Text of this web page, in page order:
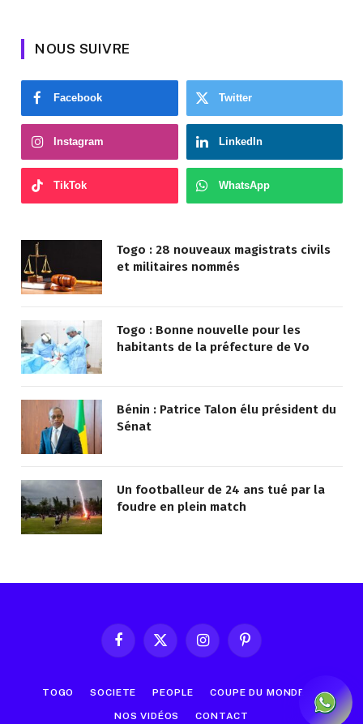
NOUS SUIVRE
Facebook Twitter
Instagram LinkedIn
TikTok WhatsApp
Togo : 28 nouveaux magistrats civils
et militaires nommés
Togo : Bonne nouvelle pour les
habitants de la préfecture de Vo
Bénin : Patrice Talon élu président du
Sénat
Un footballeur de 24 ans tué par la
foudre en plein match
FacebookX
InstagramPinterest
TOGO SOCIETE PEOPLE COUPE DU MONDE
NOS VIDÉOS CONTACT